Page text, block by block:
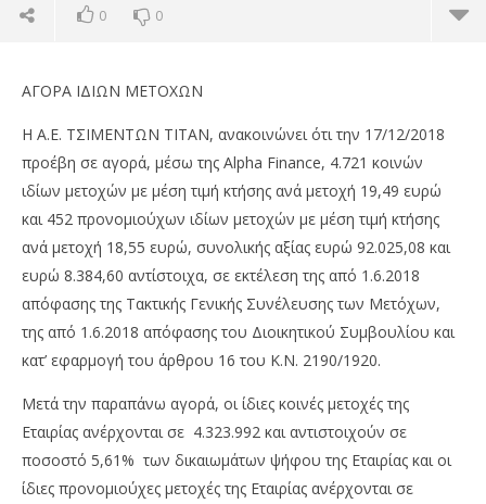
0 0
NOW VIEWING
ιδίων μετοχών
18/12/2018
pressroom
ΑΓΟΡΑ ΙΔΙΩΝ ΜΕΤΟΧΩΝ
H A.E. ΤΣΙΜΕΝΤΩΝ ΤΙΤΑΝ, ανακοινώνει ότι την 17/12/2018
προέβη σε αγορά, μέσω της Alpha Finance, 4.721 κοινών
ιδίων μετοχών με μέση τιμή κτήσης ανά μετοχή 19,49 ευρώ
και 452 προνομιούχων ιδίων μετοχών με μέση τιμή κτήσης
ανά μετοχή 18,55 ευρώ, συνολικής αξίας ευρώ 92.025,08 και
ευρώ 8.384,60 αντίστοιχα, σε εκτέλεση της από 1.6.2018
απόφασης της Τακτικής Γενικής Συνέλευσης των Μετόχων,
της από 1.6.2018 απόφασης του Διοικητικού Συμβουλίου και
κατ’ εφαρμογή του άρθρου 16 του Κ.Ν. 2190/1920.
Μετά την παραπάνω αγορά, οι ίδιες κοινές μετοχές της
Εταιρίας ανέρχονται σε 4.323.992 και αντιστοιχούν σε
ποσοστό 5,61% των δικαιωμάτων ψήφου της Εταιρίας και οι
ίδιες προνομιούχες μετοχές της Εταιρίας ανέρχονται σε